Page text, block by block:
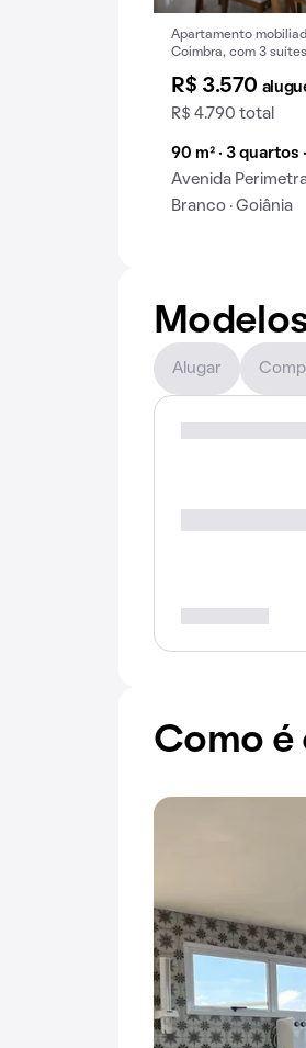
Apartamento
Coimbra, com 3
R$ 3.570
R$ 4.790 total
90 m² · 3 quartos
Avenida
Branco · Goiânia
Alugar
Como é